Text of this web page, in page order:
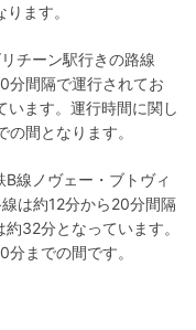
ます。
チーン駅行きの路線
分間隔で運行されてお
います。運行時間に関し
間となります。
線ノヴェー・ブトヴィ
は約12分から20分間隔
32分となっています。
までの間です。